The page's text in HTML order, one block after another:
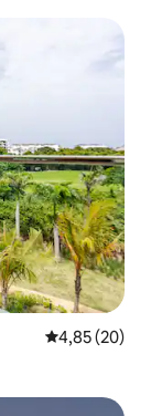
5 üzerinden
4,85 (20)